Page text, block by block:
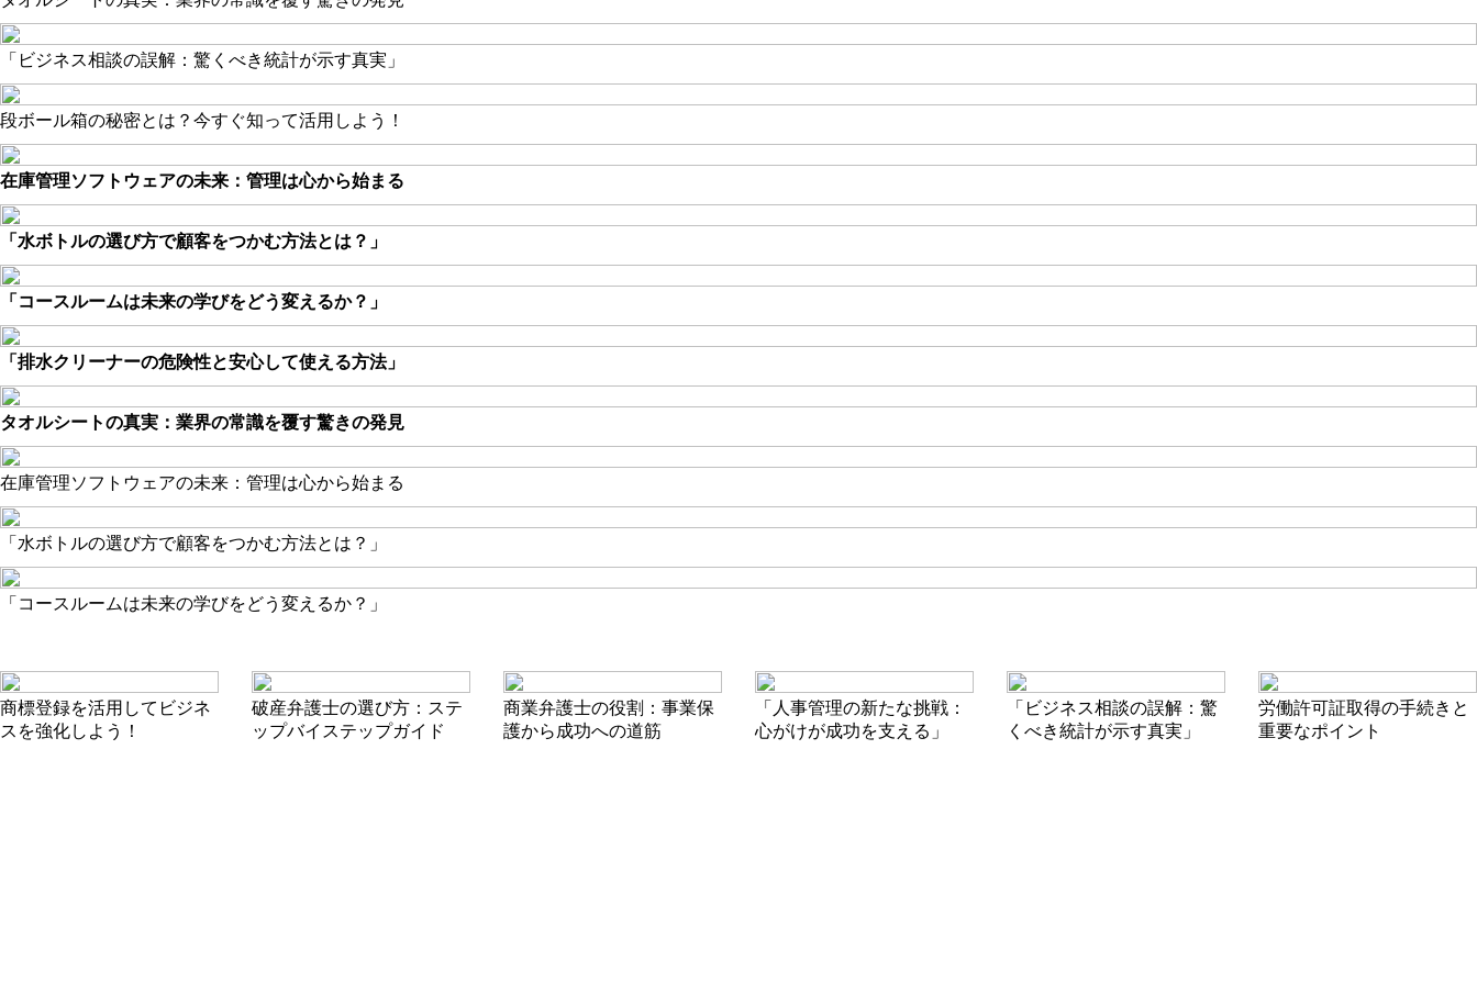
「ビジネス相談の誤解：驚くべき統計が示す真実」
段ボール箱の秘密とは？今すぐ知って活用しよう！
在庫管理ソフトウェアの未来：管理は心から始まる
「水ボトルの選び方で顧客をつかむ方法とは？」
「コースルームは未来の学びをどう変えるか？」
「排水クリーナーの危険性と安心して使える方法」
タオルシートの真実：業界の常識を覆す驚きの発見
在庫管理ソフトウェアの未来：管理は心から始まる
「水ボトルの選び方で顧客をつかむ方法とは？」
「コースルームは未来の学びをどう変えるか？」
商標登録を活用してビジネ
スを強化しよう！
破産弁護士の選び方：ステ
ップバイステップガイド
商業弁護士の役割：事業保
護から成功への道筋
「人事管理の新たな挑戦：
心がけが成功を支える」
「ビジネス相談の誤解：驚
くべき統計が示す真実」
労働許可証取得の手続きと
重要なポイント